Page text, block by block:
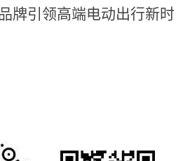
牌引领高端电动出行新时